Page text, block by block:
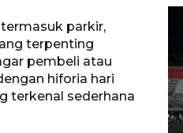
parkir,
terpenting
pembeli atau
hiforia hari
terkenal sederhana
unjuk